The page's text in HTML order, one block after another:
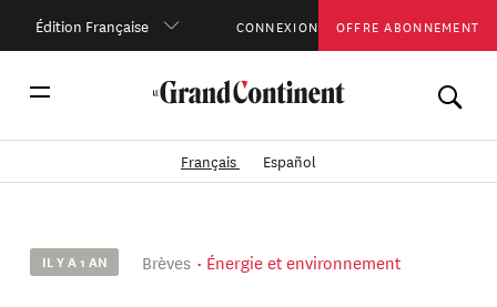
Édition Française CONNEXION OFFRE ABONNEMENT
Français Español
IL Y A 1 AN Brèves Énergie et environnement